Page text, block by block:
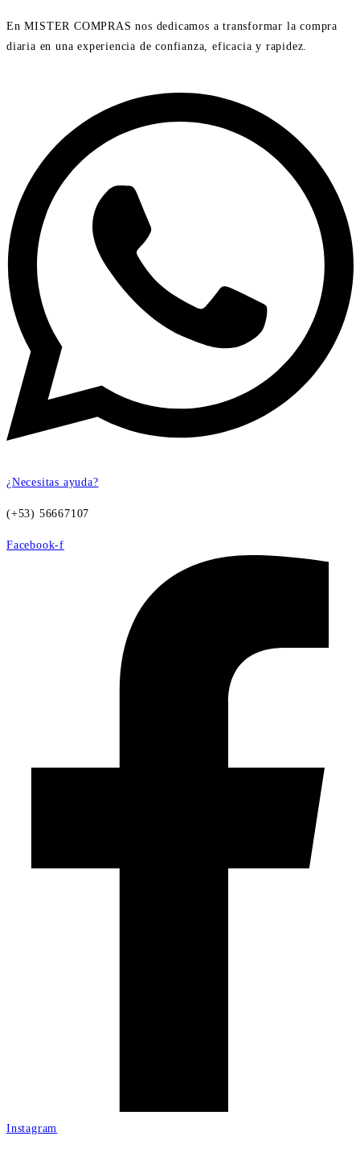
En MISTER COMPRAS nos dedicamos a transformar la compra
diaria en una experiencia de confianza, eficacia y rapidez.
¿Necesitas ayuda?
(+53) 56667107
Facebook-f
Instagram